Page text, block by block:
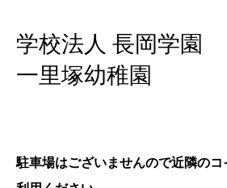
学校法人 長岡学園
一里塚幼稚園
駐車場はございませんので近隣の